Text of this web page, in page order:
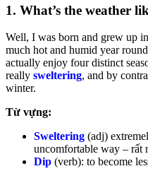
1. What’s the weather
Well, I was born and grew up
much hot and humid year
actually enjoy four distinct
really sweltering, and by
winter.
Từ vựng:
Sweltering (adj)
uncomfortable way – rất
Dip (verb): to become